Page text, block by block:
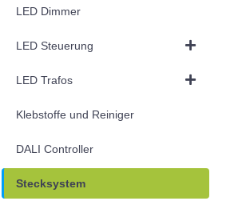
LED Dimmer
LED Steuerung
LED Trafos
Klebstoffe und Reiniger
DALI Controller
Stecksystem